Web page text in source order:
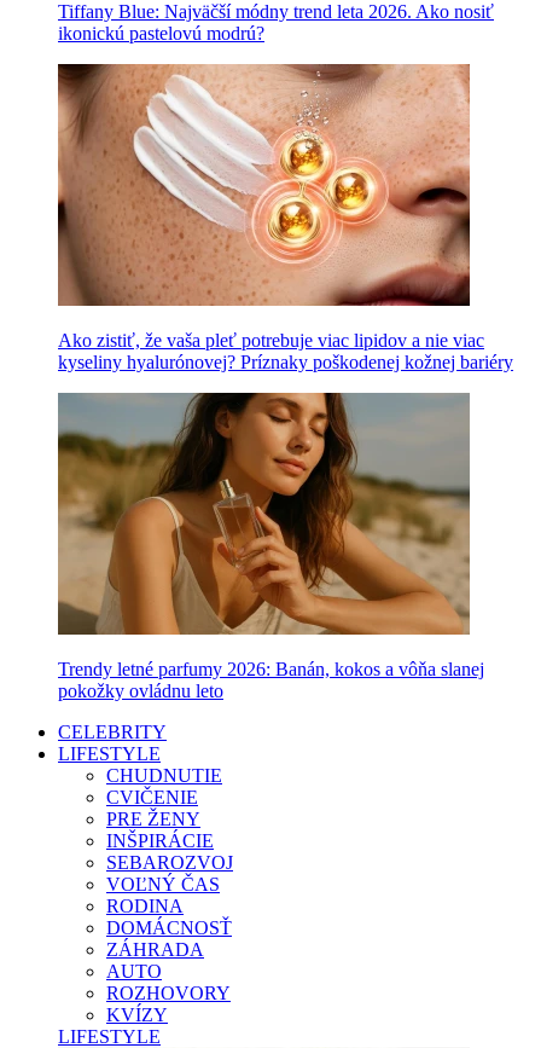
Tiffany Blue: Najväčší módny trend leta 2026. Ako nosiť
ikonickú pastelovú modrú?
Ako zistiť, že vaša pleť potrebuje viac lipidov a nie viac
kyseliny hyalurónovej? Príznaky poškodenej kožnej bariéry
Trendy letné parfumy 2026: Banán, kokos a vôňa slanej
pokožky ovládnu leto
CELEBRITY
LIFESTYLE
CHUDNUTIE
CVIČENIE
PRE ŽENY
INŠPIRÁCIE
SEBAROZVOJ
VOĽNÝ ČAS
RODINA
DOMÁCNOSŤ
ZÁHRADA
AUTO
ROZHOVORY
KVÍZY
LIFESTYLE